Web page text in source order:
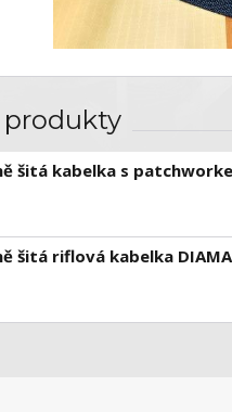
produkty
šitá kabelka s
šitá riflová kabelka